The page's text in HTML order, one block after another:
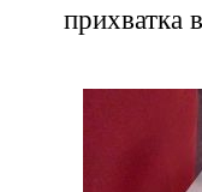
прихватка